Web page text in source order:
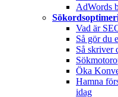
AdWords
Vad är
Så gör du
Så skriver
Öka
Hamna
idag